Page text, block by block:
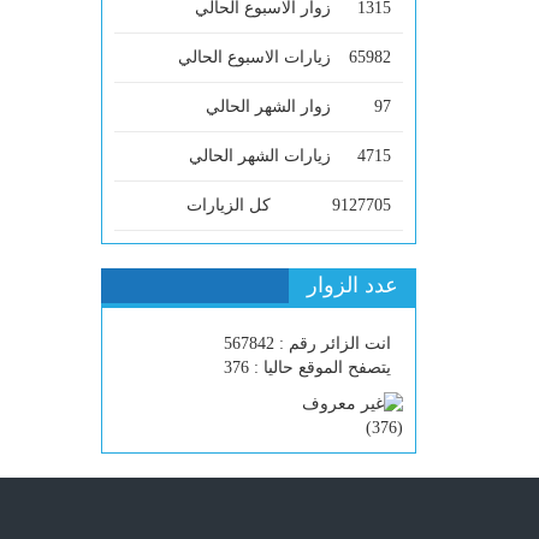
1315 زوار الاسبوع الحالي
65982 زيارات الاسبوع الحالي
97 زوار الشهر الحالي
4715 زيارات الشهر الحالي
9127705 كل الزيارات
عدد الزوار
انت الزائر رقم : 567842
يتصفح الموقع حاليا : 376
(
376
)